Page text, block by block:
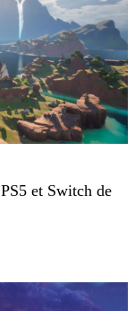
et Switch de